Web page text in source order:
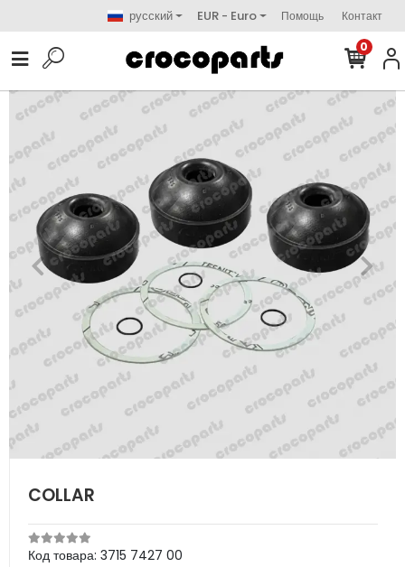
русский EUR - Euro Помощь Контакт
0
COLLAR
Код товара: 3715 7427 00